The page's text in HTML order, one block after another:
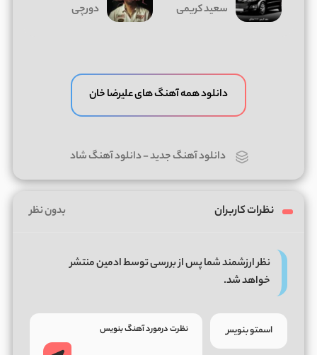
سعید کریمی دورچی
دانلود همه آهنگ های علیرضا خان
دانلود آهنگ جدید-دانلود آهنگ شاد
نظرات کاربران بدون نظر
نظر ارزشمند شما پس از بررسی توسط ادمین منتشر
خواهد شد.